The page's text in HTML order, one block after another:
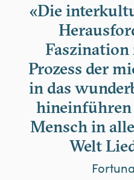
«Die
Prozess der
in das
hineinführen
Mensch in
Welt